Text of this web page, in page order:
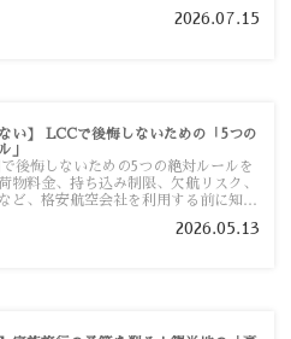
2026.07.15
ない】 LCCで後悔しないための「5つの
」
後悔しないための5つの絶対ルールを
物料金、持ち込み制限、欠航リスク、
ど、格安航空会社を利用する前に知っ
2026.05.13